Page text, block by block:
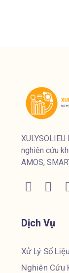
nghiên cứu
AMOS,
Dịch Vụ
Xử Lý Số Liệu
Nghiên Cứu